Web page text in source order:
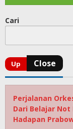
Cari
Perjalanan
Dari Belajar
Hadapan